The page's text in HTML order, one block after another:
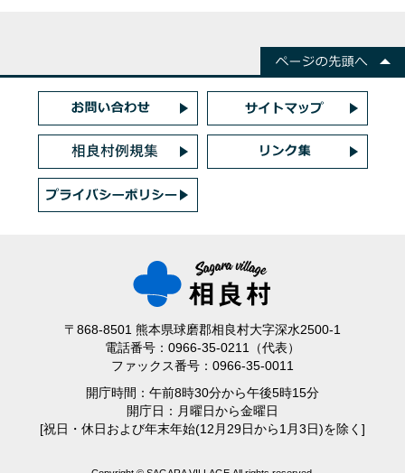
〒868-8501 熊本県球磨郡相良村大字深水2500-1
電話番号：0966-35-0211（代表）
ファックス番号：0966-35-0011
開庁時間：午前8時30分から午後5時15分
開庁日：月曜日から金曜日
[祝日・休日および年末年始(12月29日から1月3日)を除く]